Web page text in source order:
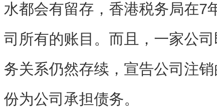
水都会有留存，香港税务局在7
司所有的账目。而且，一家公
务关系仍然存续，宣告公司注
份为公司承担债务。